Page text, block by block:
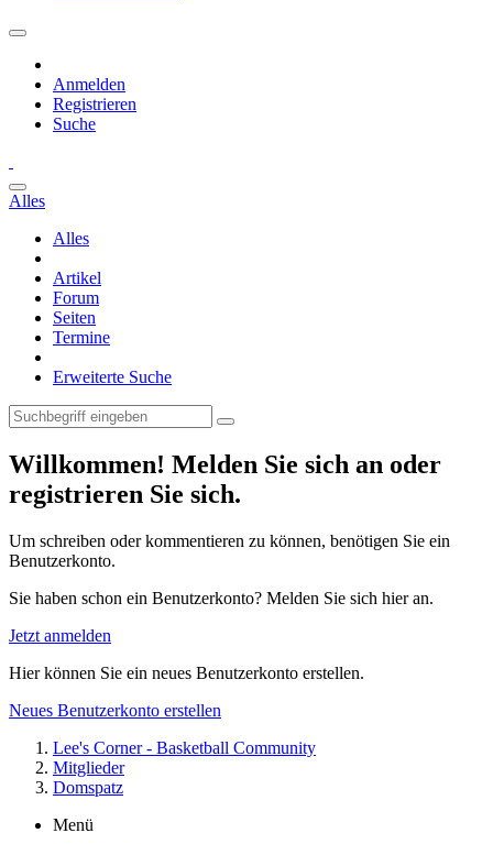
Anmelden
Registrieren
Suche
Alles
Alles
Artikel
Forum
Seiten
Termine
Erweiterte Suche
Willkommen! Melden Sie sich an oder
registrieren Sie sich.
Um schreiben oder kommentieren zu können, benötigen Sie ein
Benutzerkonto.
Sie haben schon ein Benutzerkonto? Melden Sie sich hier an.
Jetzt anmelden
Hier können Sie ein neues Benutzerkonto erstellen.
Neues Benutzerkonto erstellen
Lee's Corner - Basketball Community
Mitglieder
Domspatz
Menü